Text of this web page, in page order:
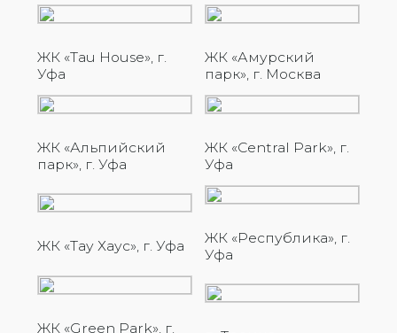
ЖК «Tau House», г.
Уфа
ЖК «Амурский
парк», г. Москва
ЖК «Альпийский
парк», г. Уфа
ЖК «Central Park», г.
Уфа
ЖК «Тау Хаус», г. Уфа
ЖК «Республика», г.
Уфа
ЖК «Green Park», г.